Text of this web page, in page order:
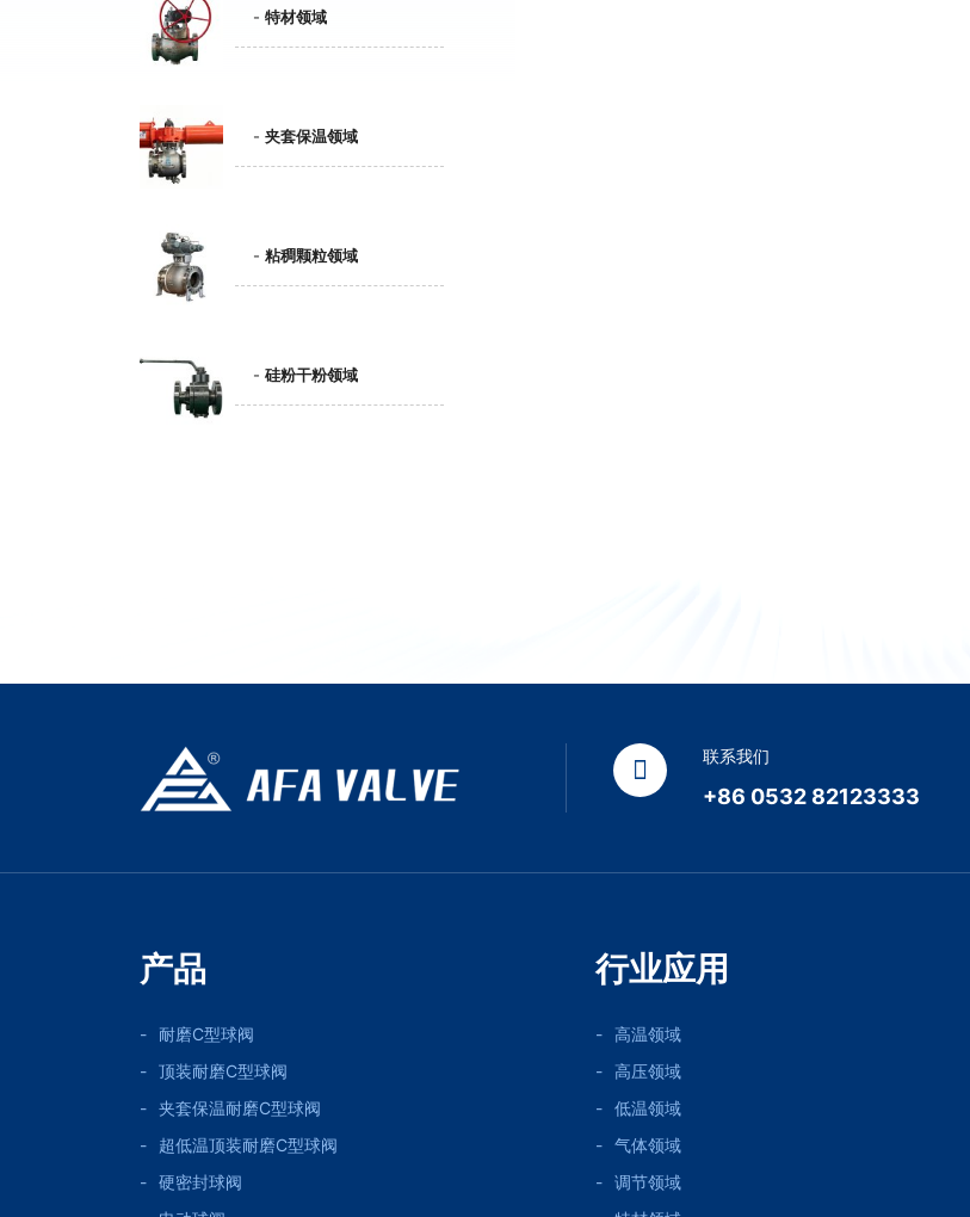
特材领域
夹套保温领域
粘稠颗粒领域
硅粉干粉领域
联系我们
+86 0532 82123333
产品
耐磨C型球阀
顶装耐磨C型球阀
夹套保温耐磨C型球阀
超低温顶装耐磨C型球阀
硬密封球阀
行业应用
高温领域
高压领域
低温领域
气体领域
调节领域